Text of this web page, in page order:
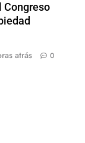
Congreso
atrás 0